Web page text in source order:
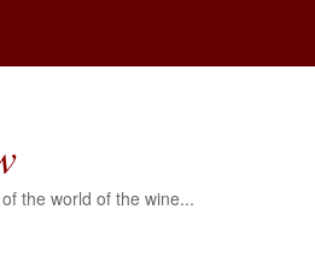
the world of the wine...